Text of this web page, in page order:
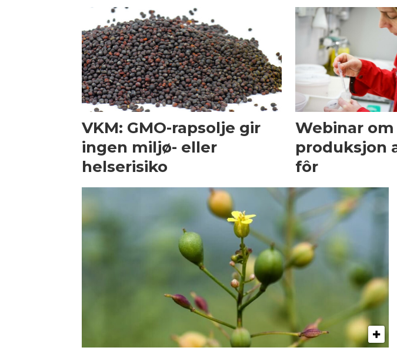
VKM: GMO-rapsolje gir
ingen miljø- eller
helserisiko
Webinar om
produksjon
fôr